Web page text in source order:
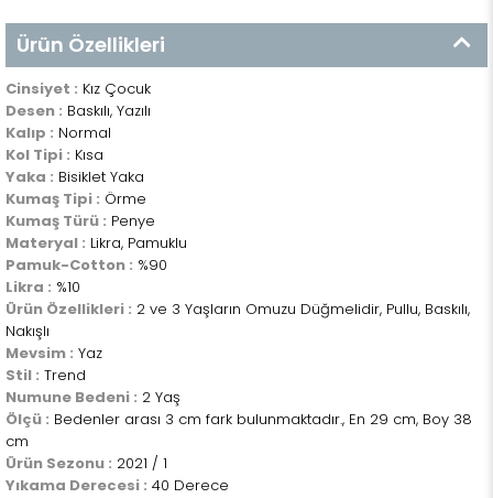
Ürün Özellikleri
Cinsiyet : Kız Çocuk
Desen : Baskılı, Yazılı
Kalıp : Normal
Kol Tipi : Kısa
Yaka : Bisiklet Yaka
Kumaş Tipi : Örme
Kumaş Türü : Penye
Materyal : Likra, Pamuklu
Pamuk-Cotton : %90
Likra : %10
Ürün Özellikleri : 2 ve 3 Yaşların Omuzu Düğmelidir, Pullu, Baskılı,
Nakışlı
Mevsim : Yaz
Stil : Trend
Numune Bedeni : 2 Yaş
Ölçü : Bedenler arası 3 cm fark bulunmaktadır., En 29 cm, Boy 38
cm
Ürün Sezonu : 2021 / 1
Yıkama Derecesi : 40 Derece